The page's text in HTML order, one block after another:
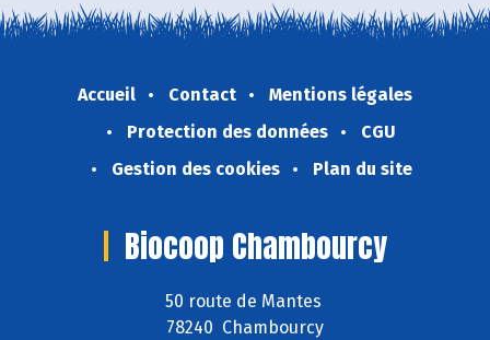
Accueil Contact
Mentions légales
Protection des données
CGU
Gestion des cookies
Plan du site
Biocoop Chambourcy
50 route de Mantes
78240 Chambourcy